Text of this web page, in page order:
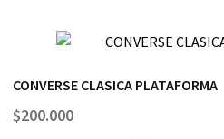
CONVERSE CLASICA PLATAFORMA
$200.000